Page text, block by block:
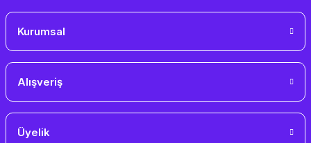
Kurumsal
Alışveriş
Üyelik